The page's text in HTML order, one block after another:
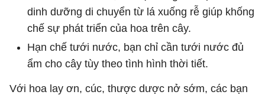
dinh dưỡng di chuyển từ lá xuống rễ giúp khống
chế sự phát triển của hoa trên cây.
Hạn chế tưới nước, bạn chỉ cần tưới nước đủ
ẩm cho cây tùy theo tình hình thời tiết.
Với hoa lay ơn, cúc, thược dược nở sớm, các bạn